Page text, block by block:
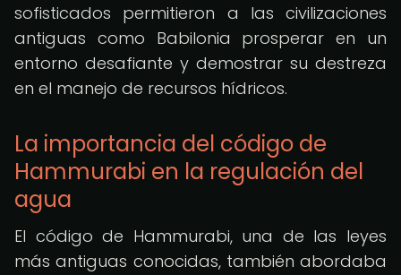
sofisticados permitieron a las civilizaciones
antiguas como Babilonia prosperar en un
entorno desafiante y demostrar su destreza
en el manejo de recursos hídricos.
La importancia del código de
Hammurabi en la regulación del
agua
El código de Hammurabi, una de las leyes
más antiguas conocidas, también abordaba